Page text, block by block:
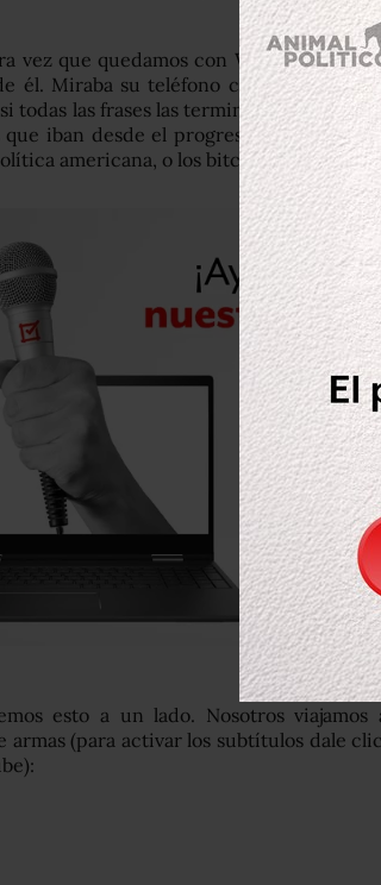
vez que quedamos con Wilson fue en
él. Miraba su teléfono cada diez
todas las frases las terminaba con un
que iban desde el progreso del
americana, o los bitcoins.
esto a un lado. Nosotros
armas (para activar los subtítulos dale